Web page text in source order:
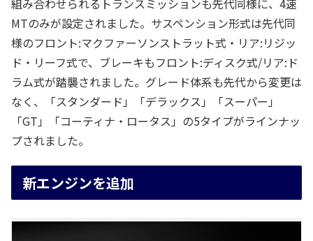
組み合わせられるトランスミッションも先代同様に、4速
MTのみが設定されました。サスペンション形式は先代同
様のフロント:マクファーソンストラット式・リア:リジッ
ド・リーフ式で、ブレーキもフロント:ディスク式/リア:ド
ラム式が踏襲されました。グレード体系も先代から変更は
なく、「スタンダード」「デラックス」「スーパー」
「GT」「コーティナ・ロータス」の5タイプがラインナッ
プされました。
新エンジンを追加